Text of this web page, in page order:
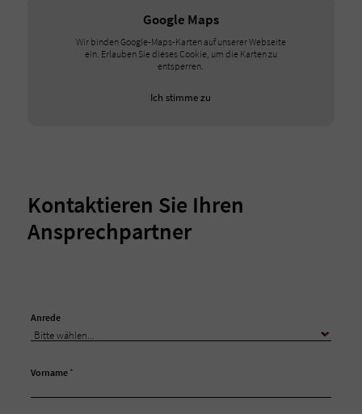
Google Maps
Wir binden Google-Maps-Karten auf unserer Webseite
ein. Erlauben Sie dieses Cookie, um die Karten zu
entsperren.
Ich stimme zu
Kontaktieren Sie Ihren
Ansprechpartner
Anrede
Vorname *